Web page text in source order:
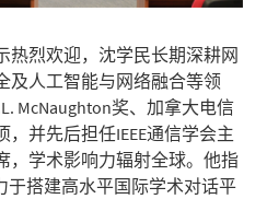
热烈欢迎，沈学民长期深耕网
及人工智能与网络融合等领
McNaughton奖、加拿大电信
并先后担任IEEE通信学会主
，学术影响力辐射全球。他指
于搭建高水平国际学术对话平